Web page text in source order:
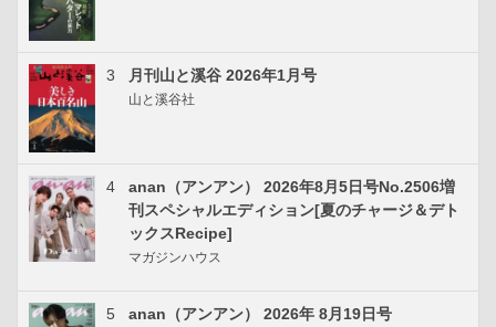
3 月刊山と溪谷 2026年1月号
山と溪谷社
4
anan（アンアン） 2026年8月5日号No.2506増
刊スペシャルエディション[夏のチャージ＆デト
ックスRecipe]
マガジンハウス
5
anan（アンアン） 2026年 8月19日号